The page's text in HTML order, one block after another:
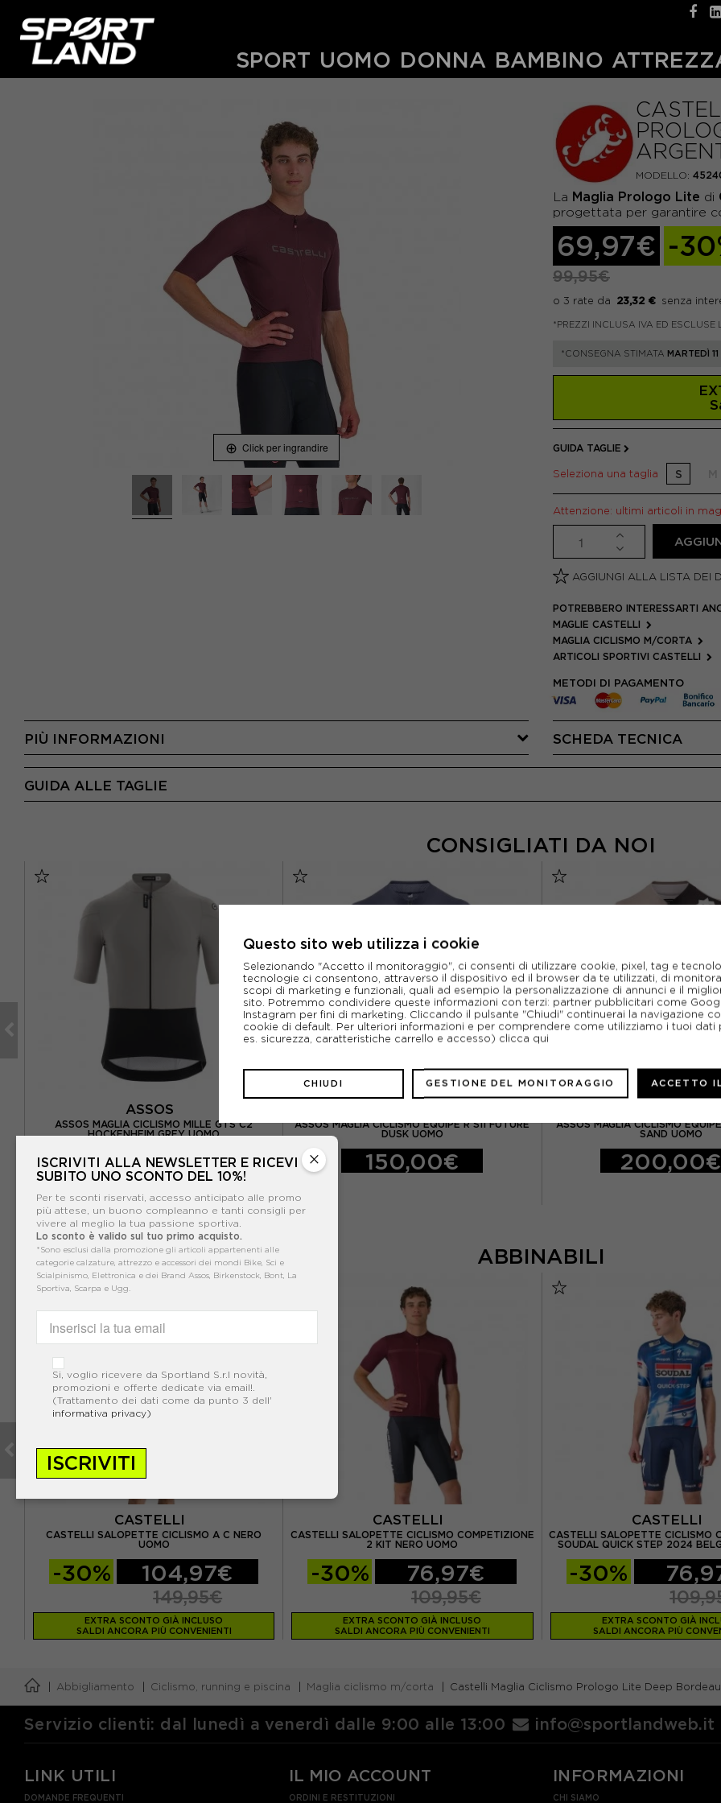
SPORT UOMO DONNA BAMBINO
Click per ingrandire
MODELLO:
La Maglia Prologo Lite di
progettata per garantire
69,97€ -
99,95€
23,32 €
*PREZZI INCLUSA IVA ED ESCLUSE
*CONSEGNA STIMATA MARTEDÌ
GUIDA TAGLIE
Seleziona una taglia S
Attenzione: ultimi articoli in
AGGIUNGI ALLA LISTA DEI
POTREBBERO INTERESSARTI
MAGLIE CASTELLI
MAGLIA CICLISMO M/CORTA
ARTICOLI SPORTIVI CASTELLI
METODI DI PAGAMENTO
PIÙ INFORMAZIONI SCHEDA TECNICA
GUIDA ALLE TAGLIE
CONSIGLIATI DA NOI
ASSOS
ASSOS MAGLIA CICLISMO MILLE GTS C2
HOCKENHEIM GREY UOMO
-30% 115,50€
165,00€
ASSOS MAGLIA CICLISMO EQUIPE R S11 FUTURE
DUSK UOMO
150,00€
ASSOS MAGLIA CICLISMO
SAND UOMO
200,00€
ABBINABILI
CASTELLI
CASTELLI SALOPETTE CICLISMO A C NERO
UOMO
-30% 104,97€
149,95€
EXTRA SCONTO GIÀ INCLUSO
SALDI ANCORA PIÙ CONVENIENTI
CASTELLI
CASTELLI SALOPETTE CICLISMO COMPETIZIONE
2 KIT NERO UOMO
-30% 76,97€
109,95€
EXTRA SCONTO GIÀ INCLUSO
SALDI ANCORA PIÙ CONVENIENTI
CASTELLI
CASTELLI SALOPETTE CICLISMO
SOUDAL QUICK STEP 2024
-30%
EXTRA SCONTO GIÀ
SALDI ANCORA PIÙ
Abbigliamento Ciclismo, running e piscina Maglia ciclismo m/corta Castelli Maglia Ciclismo Prologo Lite Deep
×
ISCRIVITI ALLA NEWSLETTER E RICEVI
SUBITO UNO SCONTO DEL 10%!
Per te sconti riservati, accesso anticipato alle promo
più attese, un buono compleanno e tanti consigli per
vivere al meglio la tua passione sportiva.
Lo sconto è valido sul tuo primo acquisto.
*Sono esclusi dalla promozione gli articoli appartenenti alle
categorie calzature, attrezzo e accessori dei mondi Bike, Sci e
Scialpinismo, Elettronica e dei Brand Assos, Birkenstock, Bont, La
Sportiva, Scarpa e Ugg.
Si, voglio ricevere da Sportland S.r.l novità,
promozioni e offerte dedicate via email!.
(Trattamento dei dati come da punto 3 dell'
informativa privacy)
ISCRIVITI
Servizio clienti: dal lunedì a venerdì dalle 9:00 alle 13:00 info@sportlandweb.it
LINK UTILI
DOMANDE FREQUENTI
IL MIO ACCOUNT
ORDINI E RESTITUZIONI
INFORMAZIONI
CHI SIAMO
Questo sito web utilizza i cookie
Selezionando "Accetto il monitoraggio", ci consenti di utilizzare cookie, pixel, tag e
tecnologie ci consentono, attraverso il dispositivo ed il browser da te utilizzati, di
scopi di marketing e funzionali, quali ad esempio la personalizzazione di annunci e il
sito. Potremmo condividere queste informazioni con terzi: partner pubblicitari come
Instagram per fini di marketing. Cliccando il pulsante "Chiudi" continuerai la navigazione
cookie di default. Per ulteriori informazioni e per comprendere come utilizziamo i tuoi
es. sicurezza, caratteristiche carrello e accesso) clicca qui
CHIUDI GESTIONE DEL MONITORAGGIO ACCETTO